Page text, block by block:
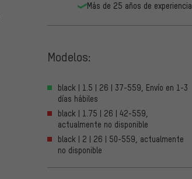
Más de 25 años de experiencia
Modelos:
black | 1.5 | 26 | 37-559, Envío en 1-3
días hábiles
black | 1.75 | 26 | 42-559,
actualmente no disponible
black | 2 | 26 | 50-559, actualmente
no disponible